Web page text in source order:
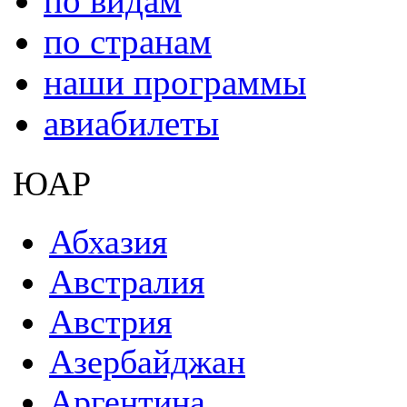
по странам
наши программы
авиабилеты
ЮАР
Абхазия
Австралия
Австрия
Азербайджан